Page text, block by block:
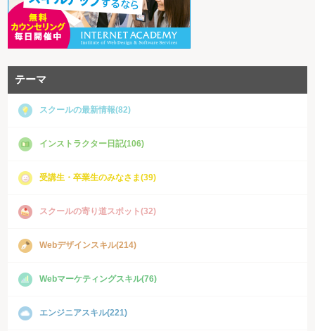
テーマ
スクールの最新情報(82)
インストラクター日記(106)
受講生・卒業生のみなさま(39)
スクールの寄り道スポット(32)
Webデザインスキル(214)
Webマーケティングスキル(76)
エンジニアスキル(221)